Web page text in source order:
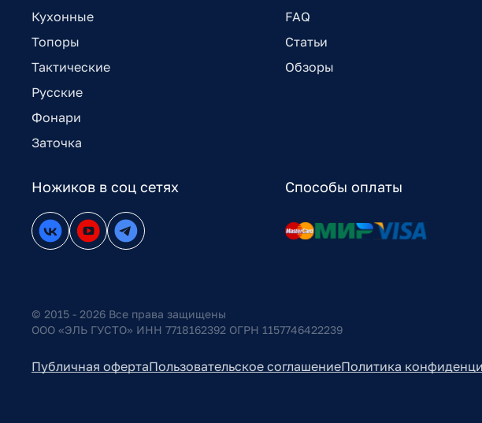
Кухонные
Топоры
Тактические
Русские
Фонари
Заточка
FAQ
Статьи
Обзоры
Ножиков в соц сетях Способы оплаты
© 2015 - 2026 Все права защищены
ООО «ЭЛЬ ГУСТО» ИНН 7718162392 ОГРН 1157746422239
Публичная офертаПользовательское соглашениеПолитика